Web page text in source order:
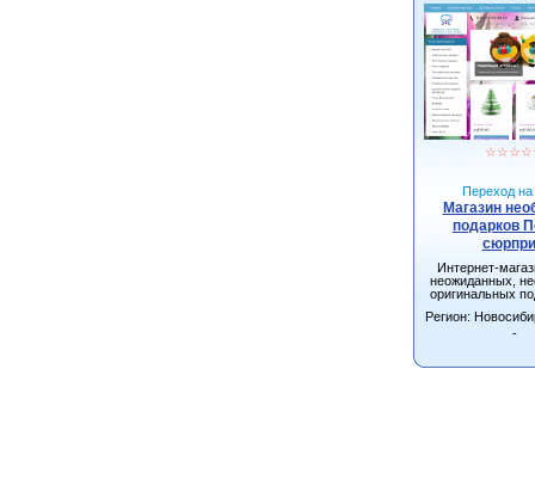
☆☆☆☆
Переход на
Магазин
подарков
Интернет-
неожиданных,
оригинальных
Новосибирске с
всей
Регион:
-